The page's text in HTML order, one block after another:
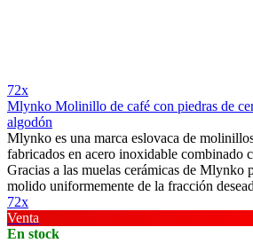
72x
Mlynko Molinillo de café con piedras de
algodón
Mlynko es una marca eslovaca de
fabricados en acero inoxidable combinado
Gracias a las muelas cerámicas de Mlynko
molido uniformemente de la fracción
72x
Venta
En stock